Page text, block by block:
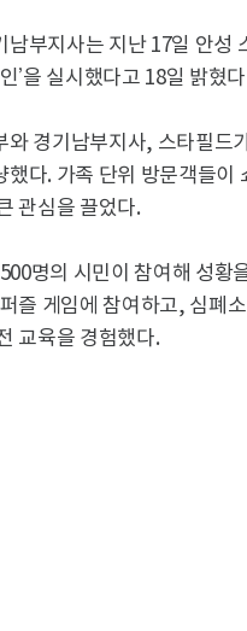
남부지사는 지난 17일 안성
’을 실시했다고 18일 밝혔
와 경기남부지사, 스타필드
했다. 가족 단위 방문객들
관심을 끌었다.
명의 시민이 참여해 성황
즐 게임에 참여하고, 심폐
교육을 경험했다.